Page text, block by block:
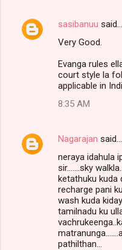
sasibanuu said…
Very Good.
Evanga rules
court style la
applicable in
8:35 AM
Nagarajan said…
neraya idahula
sir.......sky
ketathuku kuda
recharge pani
wash kuda
tamilnadu ku
pathilthan...